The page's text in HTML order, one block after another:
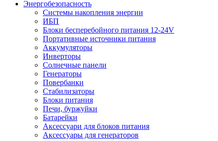
Энергобезопасность
Системы накопления энергии
ИБП
Блоки бесперебойного питания 12-24V
Портативные источники питания
Аккумуляторы
Инверторы
Солнечные панели
Генераторы
Повербанки
Стабилизаторы
Блоки питания
Печи, буржуйки
Батарейки
Аксессуари для блоков питания
Аксессуары для генераторов